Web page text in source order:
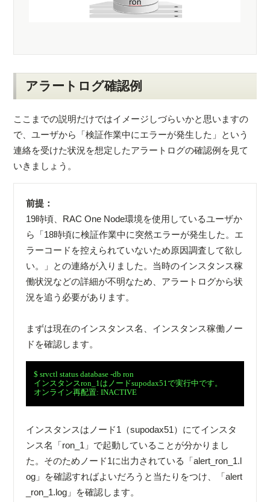
アラートログ確認例
ここまでの説明だけではイメージしづらいかと思いますの
で、ユーザから「検証作業中にエラーが発生した」という
連絡を受けた状況を想定したアラートログの確認例を見て
いきましょう。
前提：
19時頃、RAC One Node環境を使用しているユーザか
ら「18時頃に検証作業中に突然エラーが発生した。エ
ラーコードを控えられていないため原因調査して欲し
い。」との連絡が入りました。当時のインスタンス稼
働状況などの詳細が不明なため、アラートログから状
況を追う必要があります。
まずは現在のインスタンス名、インスタンス稼働ノー
ドを確認します。
$ srvctl status database -db ron
インスタンスron_1はノードsupodax51で実行中です。
オンライン再配置: INACTIVE
インスタンスはノード1（supodax51）にてインスタ
ンス名「ron_1」で起動していることが分かりまし
た。そのためノード1に出力されている「alert_ron_1.l
og」を確認すればよいだろうと当たりをつけ、「alert
_ron_1.log」を確認します。